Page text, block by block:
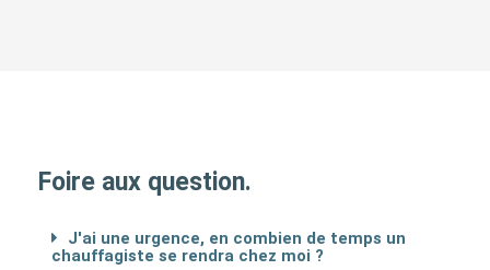
Foire aux question.
J'ai une urgence, en combien de temps un
chauffagiste se rendra chez moi ?